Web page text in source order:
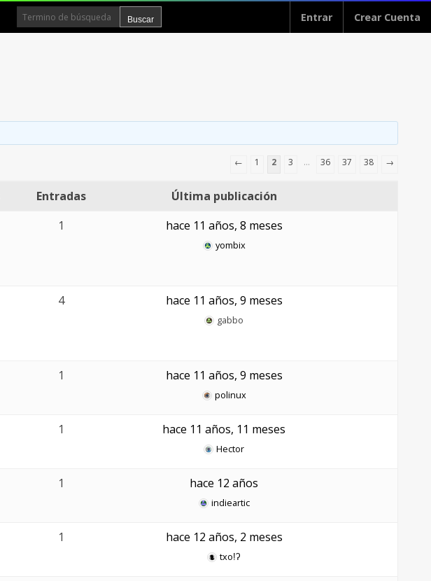
Entrar Crear Cuenta
← 1 2 3 … 36 37 38 →
Entradas Última publicación
1 hace 11 años, 8 meses
yombix
4 hace 11 años, 9 meses
gabbo
1 hace 11 años, 9 meses
polinux
1 hace 11 años, 11 meses
Hector
1 hace 12 años
indieartic
1 hace 12 años, 2 meses
txoǃʔ